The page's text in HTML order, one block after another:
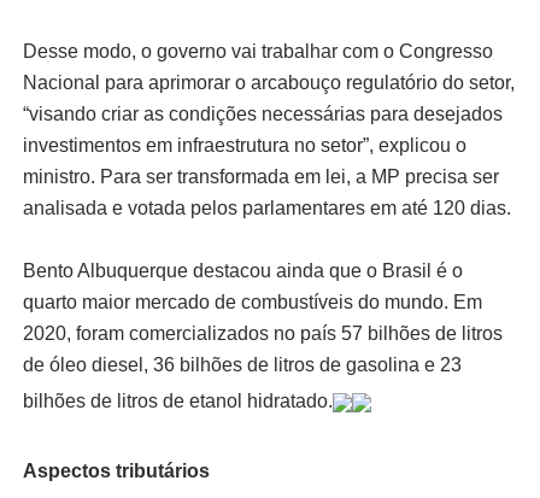
Desse modo, o governo vai trabalhar com o Congresso
Nacional para aprimorar o arcabouço regulatório do setor,
“visando criar as condições necessárias para desejados
investimentos em infraestrutura no setor”, explicou o
ministro. Para ser transformada em lei, a MP precisa ser
analisada e votada pelos parlamentares em até 120 dias.
Bento Albuquerque destacou ainda que o Brasil é o
quarto maior mercado de combustíveis do mundo. Em
2020, foram comercializados no país 57 bilhões de litros
de óleo diesel, 36 bilhões de litros de gasolina e 23
bilhões de litros de etanol hidratado.
Aspectos tributários